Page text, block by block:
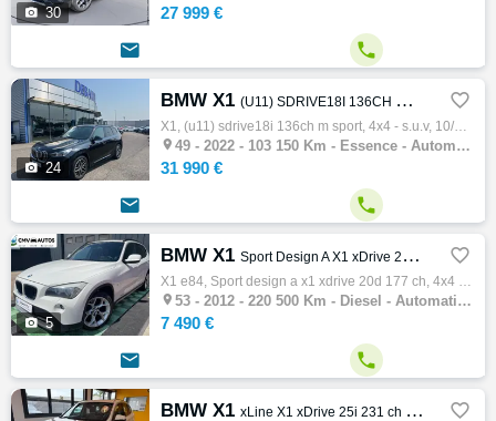
 30 27 999 €
 
 24
BMW X1 (U11) SDRIVE18I 136CH M SPORT 
X1, (u11) sdrive18i 136ch m sport, 4x4 - s.u.v, 10/2022, 136ch, 7cv, 103150 km, 5 portes, 5 places, Clim. auto, Essence, Boite de vitesse a…
 49 - 2022 - 103 150 Km - Essence - Automatique - 4x4 - S.U.V
31 990 €
 
 5
BMW X1 Sport Design A X1 xDrive 20d 177 ch 
X1 e84, Sport design a x1 xdrive 20d 177 ch, 4x4 - s.u.v, 01/2012, 177ch, 10cv, 220500 km, 5 portes, 5 places, Diesel, Boite de vitesse aut…
 53 - 2012 - 220 500 Km - Diesel - Automatique - 4x4 - S.U.V
7 490 €
 
BMW X1 xLine X1 xDrive 25i 231 ch BVA8 